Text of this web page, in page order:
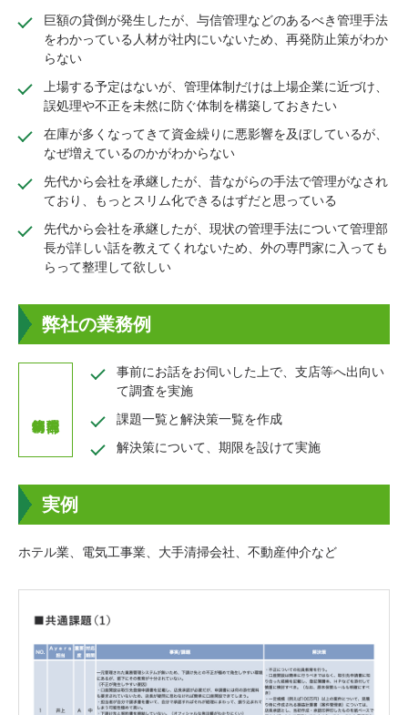
巨額の貸倒が発生したが、与信管理などのあるべき管理手法
をわかっている人材が社内にいないため、再発防止策がわか
らない
上場する予定はないが、管理体制だけは上場企業に近づけ、
誤処理や不正を未然に防ぐ体制を構築しておきたい
在庫が多くなってきて資金繰りに悪影響を及ぼしているが、
なぜ増えているのかがわからない
先代から会社を承継したが、昔ながらの手法で管理がなされ
ており、もっとスリム化できるはずだと思っている
先代から会社を承継したが、現状の管理手法について管理部
長が詳しい話を教えてくれないため、外の専門家に入っても
らって整理して欲しい
弊社の業務例
事前にお話をお伺いした上で、支店等へ出向い
て調査を実施
課題一覧と解決策一覧を作成
解決策について、期限を設けて実施
実例
ホテル業、電気工事業、大手清掃会社、不動産仲介など